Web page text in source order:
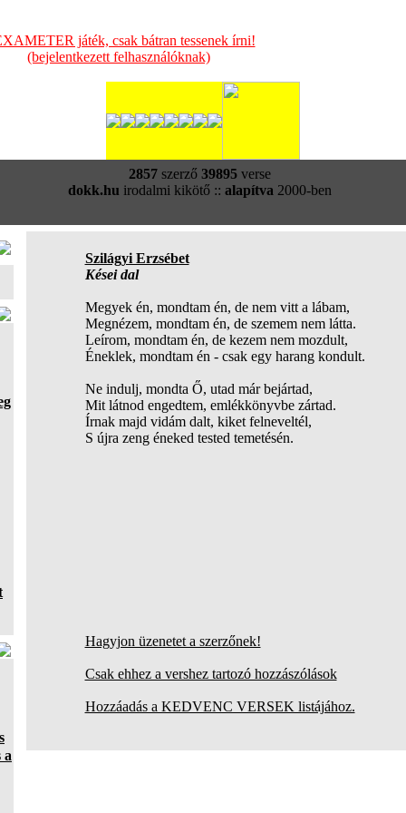
játék, csak bátran tessenek írni!
(bejelentkezett felhasználóknak)
2857szerző 39895verse
dokk.hu irodalmi kikötő :: alapítva 2000-ben
a
Szilágyi Erzsébet
Kései dal
Megyek én, mondtam én, de nem vitt a lábam,
Megnézem, mondtam én, de szemem nem látta.
Leírom, mondtam én, de kezem nem mozdult,
Éneklek, mondtam én - csak egy harang kondult.
Ne indulj, mondta Ő, utad már bejártad,
Mit látnod engedtem, emlékkönyvbe zártad.
Írnak majd vidám dalt, kiket felneveltél,
S újra zeng éneked tested temetésén.
Hagyjon üzenetet a szerzőnek!
Csak ehhez a vershez tartozó hozzászólások
Hozzáadás a KEDVENC VERSEK listájához.